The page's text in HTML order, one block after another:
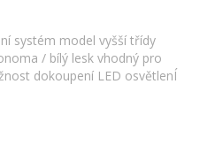
systém model vyšší třídy
/ bílý lesk vhodný pro
dokoupení LED osvětlenÍ